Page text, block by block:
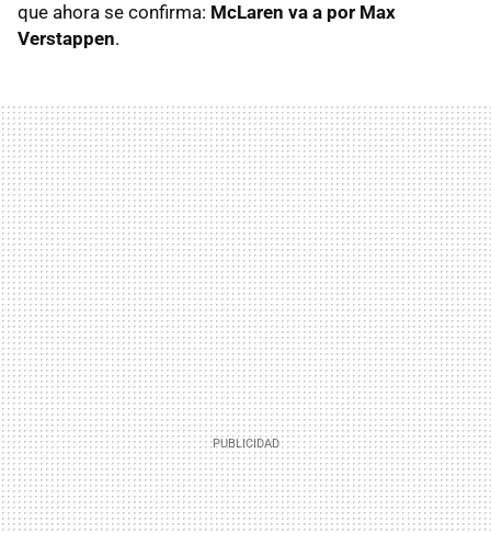
que ahora se confirma: McLaren va a por Max
Verstappen.